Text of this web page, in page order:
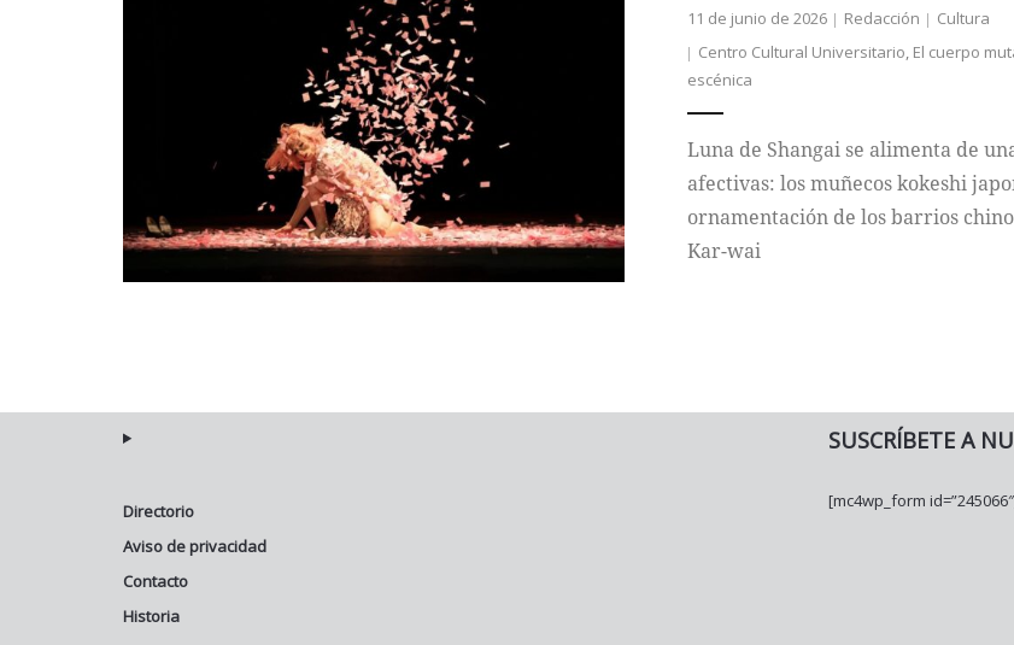
11 de junio de 2026 Redacción
Cultura
Centro Cultural Universitario, El cuerpo
escénica
Luna de Shangai se alimenta de
afectivas: los muñecos kokeshi
ornamentación de los barrios
Kar-wai
Directorio
Aviso de privacidad
Contacto
Historia
SUSCRÍBETE A
[mc4wp_form